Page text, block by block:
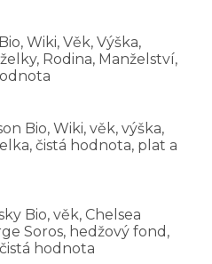
Wiki, Věk, Výška,
Rodina, Manželství,
Bio, Wiki, věk, výška,
čistá hodnota, plat a
Bio, věk, Chelsea
Soros, hedžový fond,
hodnota